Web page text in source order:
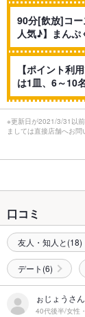
90分[飲放]コ
人気♪】まんぷ
【ポイント利
は1皿、6～10
※更新日が2021/3/31以
ましては直接店舗へお問
口コミ
友人・知人と(18)
デート(6)
ぉじょうさん
40代後半/女性